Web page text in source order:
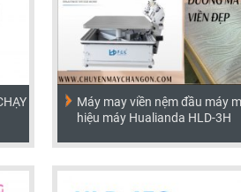
Máy may viền nệm đầu máy
hiệu máy Hualianda HLD-3H